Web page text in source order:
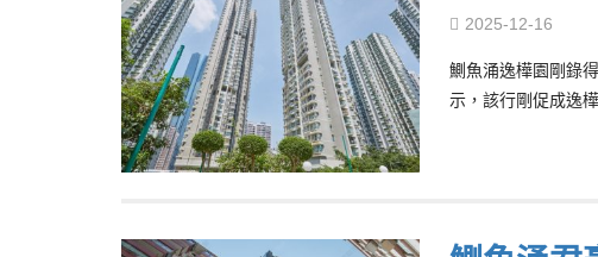
2025-12-16
鰂魚涌逸樺園剛錄
示，該行剛促成逸